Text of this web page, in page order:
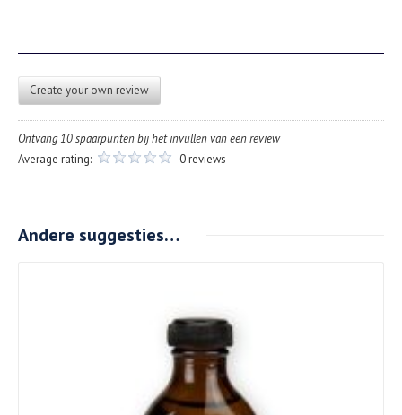
Create your own review
Ontvang 10 spaarpunten bij het invullen van een review
Average rating:
0 reviews
Andere suggesties…